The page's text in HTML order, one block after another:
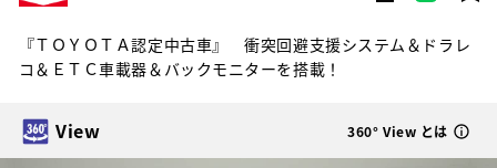
『ＴＯＹＯＴＡ認定中古車』 衝突回避支援システム＆ドラレ
コ＆ＥＴＣ車載器＆バックモニターを搭載！
View 360° View とは